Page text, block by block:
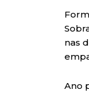
nas
Ano